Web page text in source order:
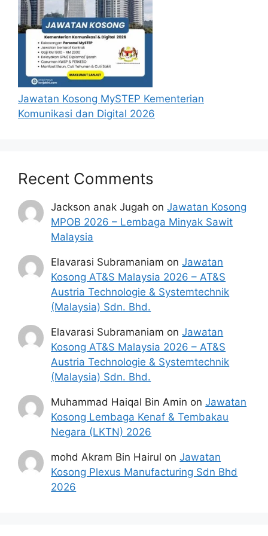
Jawatan Kosong MySTEP Kementerian
Komunikasi dan Digital 2026
Recent Comments
Jackson anak Jugah onJawatan Kosong
MPOB 2026 – Lembaga Minyak Sawit
Malaysia
Elavarasi Subramaniam onJawatan
Kosong AT&S Malaysia 2026 – AT&S
Austria Technologie & Systemtechnik
(Malaysia) Sdn. Bhd.
Elavarasi Subramaniam onJawatan
Kosong AT&S Malaysia 2026 – AT&S
Austria Technologie & Systemtechnik
(Malaysia) Sdn. Bhd.
Muhammad Haiqal Bin Amin onJawatan
Kosong Lembaga Kenaf & Tembakau
Negara (LKTN) 2026
mohd Akram Bin Hairul onJawatan
Kosong Plexus Manufacturing Sdn Bhd
2026